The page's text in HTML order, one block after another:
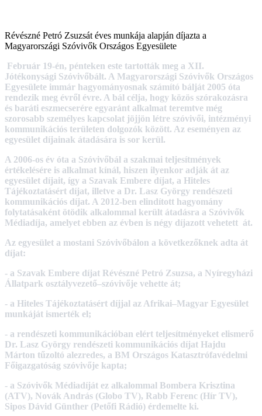
Révészné Petró Zsuzsát éves munkája alapján díjazta a
Magyarországi Szóvivők Országos Egyesülete
Február 19-én, pénteken este tartották meg a XII.
Jótékonysági Szóvivőbált. A Magyarországi Szóvivők Országos
Egyesülete immár hagyományosnak számító bálját 2005 óta
rendezik meg évről évre. A bál célja, hogy közös szórakozásra
és baráti eszmecserére egyaránt alkalmat teremtve még
szorosabb személyes kapcsolat jöjjön létre szóvivői, intézményi
kommunikációs területen dolgozók között. Az eseményen az
egyesület díjainak átadására is sor kerül.
A 2006-os év óta a Szóvivőbál a szakmai teljesítmények
értékelésére is alkalmat kínál, hiszen ilyenkor adják át az
egyesület díjait, így a Szavak Embere díjat, a Hiteles
Tájékoztatásért díjat, illetve a Dr. Lasz György rendészeti
kommunikációs díjat. A 2012-ben elindított hagyomány
folytatásaként ötödik alkalommal került átadásra a Szóvivők
Médiadíja, amelyet ebben az évben is négy díjazott vehetett át.
Az egyesület a mostani Szóvivőbálon a következőknek adta át
díjat:
- a Szavak Embere díjat Révészné Petró Zsuzsa, a Nyíregyházi
Állatpark osztályvezető–szóvivője vehette át;
- a Hiteles Tájékoztatásért díjjal az Afrikai–Magyar Egyesület
munkáját ismerték el;
- a rendészeti kommunikációban elért teljesítményeket elismerő
Dr. Lasz György rendészeti kommunikációs díjat Hajdu
Márton tűzoltó alezredes, a BM Országos Katasztrófavédelmi
Főigazgatóság szóvivője kapta;
- a Szóvivők Médiadíját ez alkalommal Bombera Krisztina
(ATV), Novák András (Globo TV), Rabb Ferenc (Hír TV),
Sipos Dávid Günther (Petőfi Rádió) érdemelte ki.